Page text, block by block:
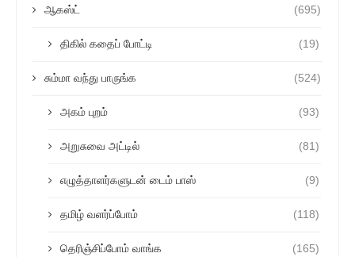
ஆகஸ்ட் (695)
திகில் கதைப் போட்டி (19)
சும்மா வந்து பாருங்க (524)
அகம் புறம் (93)
அறுசுவை அட்டில் (81)
எழுத்தாளர்களுடன் டைம் பாஸ் (9)
தமிழ் வளர்ப்போம் (118)
தெரிஞ்சிப்போம் வாங்க (165)